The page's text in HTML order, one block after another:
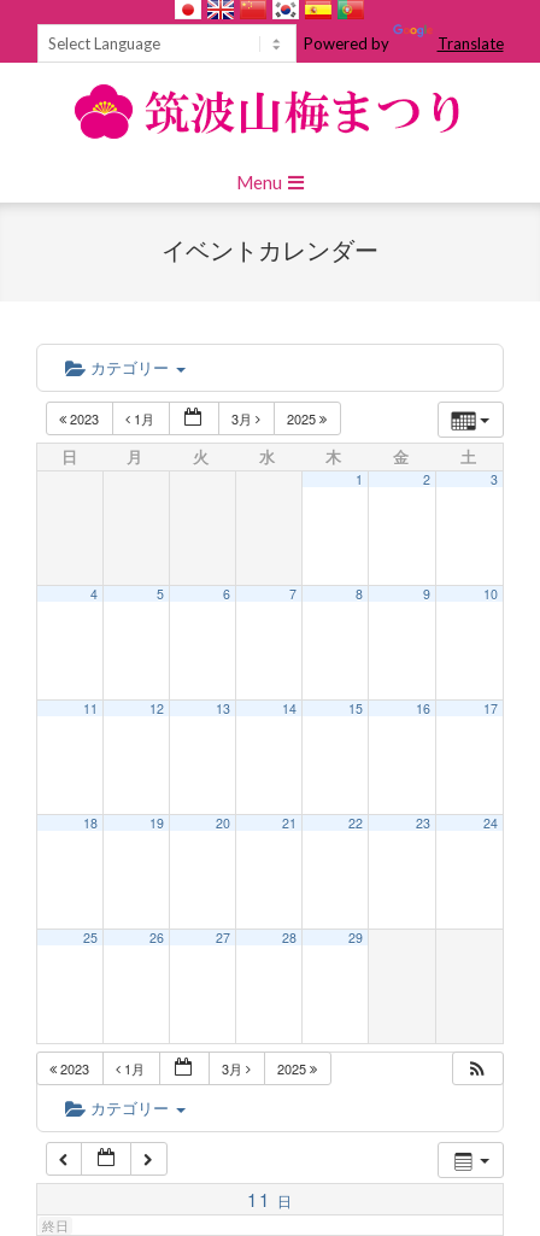
Powered by Translate
Navigation
Menu
イベントカレンダー
カテゴリー
2023 1月 3月 2025
日 月 火 水 木 金 土
1 2 3
4 5 6 7 8 9 10
11 12 13 14 15 16 17
18 19 20 21 22 23 24
25 26 27 28 29
2023 1月 3月 2025
カテゴリー
11 日
終日
2:00 AM
6:00 AM
7:00 AM